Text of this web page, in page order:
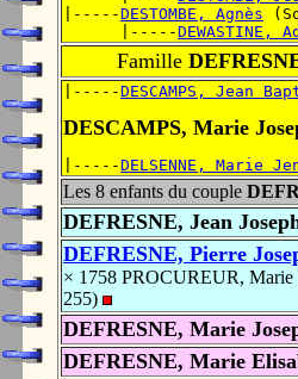
|-----DESTOMBE, Agnès
      |-----
DEWASTINE,
Famille
|-----DESCAMPS, Jean
DESCAMPS, Marie
|-----DELSENNE, Marie
Les 8 enfants du couple
DEFRESNE, Jean
DEFRESNE, Pierre
× 1758 PROCUREUR, Marie
255)
DEFRESNE, Marie
DEFRESNE, Marie